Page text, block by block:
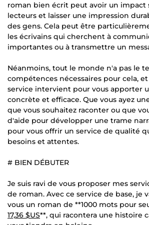
roman bien écrit peut avoir un impact
lecteurs et laisser une impression
des gens. Cela peut être
les écrivains qui cherchent à
importantes ou à transmettre un
Néanmoins, tout le monde n'a pas le
compétences nécessaires pour cela,
service intervient pour vous apporter
concrète et efficace. Que vous ayez
que vous souhaitez raconter ou que
d'aide pour développer une trame
pour vous offrir un service de qualité
besoins et attentes.
# BIEN DÉBUTER
Je suis ravi de vous proposer mes
de roman. Avec ce service de base, je
vous un roman de **1000 mots pour
17,36 $US**, qui racontera une histoire